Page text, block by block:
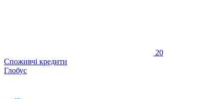
20
Споживчі кредити
Глобус